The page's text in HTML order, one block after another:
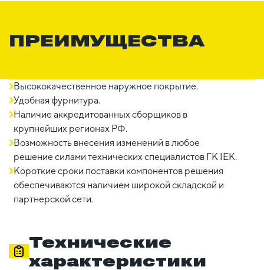
ПРЕИМУЩЕСТВА
Высококачественное наружное покрытие.
Удобная фурнитура.
Наличие аккредитованных сборщиков в
крупнейших регионах РФ.
Возможность внесения изменений в любое
решение силами технических специалистов ГК IEK.
Короткие сроки поставки компонентов решения
обеспечиваются наличием широкой складской и
партнерской сети.
Технические
характеристики